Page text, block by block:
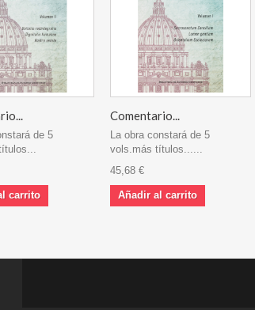
de 5
carrito
Comentario...
La obra constará de 5
vols.más títulos......
45,68 €
Añadir al carrito